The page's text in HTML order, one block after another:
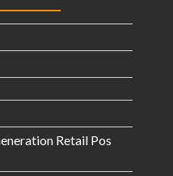
Retail Pos